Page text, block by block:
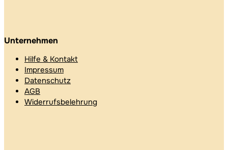
Unternehmen
Hilfe & Kontakt
Impressum
Datenschutz
AGB
Widerrufsbelehrung